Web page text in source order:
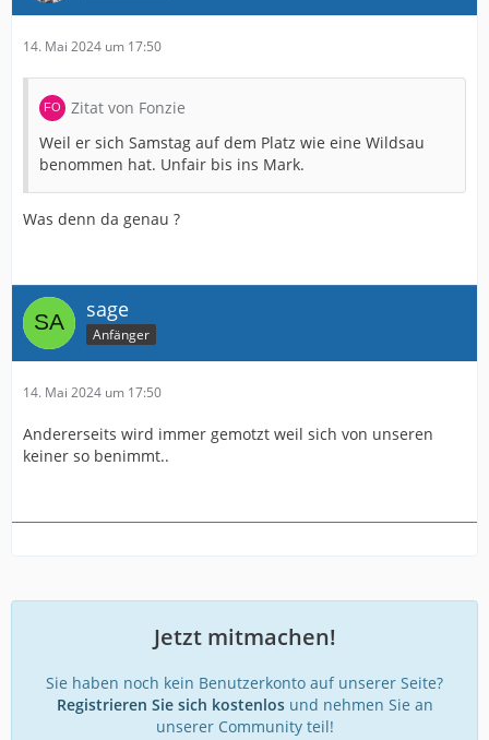
14. Mai 2024 um 17:50
Zitat von Fonzie
Weil er sich Samstag auf dem Platz wie eine Wildsau
benommen hat. Unfair bis ins Mark.
Was denn da genau ?
sage
Anfänger
14. Mai 2024 um 17:50
Andererseits wird immer gemotzt weil sich von unseren
keiner so benimmt..
Jetzt mitmachen!
Sie haben noch kein Benutzerkonto auf unserer Seite?
Registrieren Sie sich kostenlosund nehmen Sie an
unserer Community teil!